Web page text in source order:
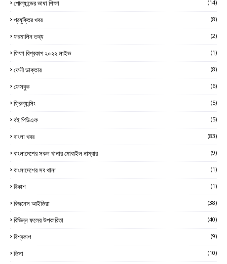
পোল্যান্ডের ভাষা শিক্ষা (14)
প্রযুক্তির খবর (8)
ফরমালিন তথ্য (2)
ফিফা বিশ্বকাপ ২০২২ লাইভ (1)
ফেনী ডাক্তার (8)
ফেসবুক (6)
ফ্রিল্যান্সিং (5)
বই পিডিএফ (5)
বাংলা খবর (83)
বাংলাদেশের সকল থানার মোবাইল নাম্বার (9)
বাংলাদেশের সব থানা (1)
বিকাশ (1)
বিজনেস আইডিয়া (38)
বিভিন্ন ফলের উপকারিতা (40)
বিশ্বকাপ (9)
ভিসা (10)